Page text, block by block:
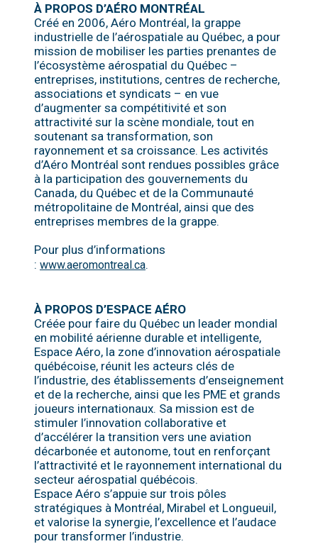
À PROPOS D’AÉRO MONTRÉAL
Créé en 2006, Aéro Montréal, la grappe
industrielle de l’aérospatiale au Québec, a pour
mission de mobiliser les parties prenantes de
l’écosystème aérospatial du Québec –
entreprises, institutions, centres de recherche,
associations et syndicats – en vue
d’augmenter sa compétitivité et son
attractivité sur la scène mondiale, tout en
soutenant sa transformation, son
rayonnement et sa croissance. Les activités
d’Aéro Montréal sont rendues possibles grâce
à la participation des gouvernements du
Canada, du Québec et de la Communauté
métropolitaine de Montréal, ainsi que des
entreprises membres de la grappe.
Pour plus d’informations
: www.aeromontreal.ca.
À PROPOS D’ESPACE AÉRO
Créée pour faire du Québec un leader mondial
en mobilité aérienne durable et intelligente,
Espace Aéro, la zone d’innovation aérospatiale
québécoise, réunit les acteurs clés de
l’industrie, des établissements d’enseignement
et de la recherche, ainsi que les PME et grands
joueurs internationaux. Sa mission est de
stimuler l’innovation collaborative et
d’accélérer la transition vers une aviation
décarbonée et autonome, tout en renforçant
l’attractivité et le rayonnement international du
secteur aérospatial québécois.
Espace Aéro s’appuie sur trois pôles
stratégiques à Montréal, Mirabel et Longueuil,
et valorise la synergie, l’excellence et l’audace
pour transformer l’industrie.